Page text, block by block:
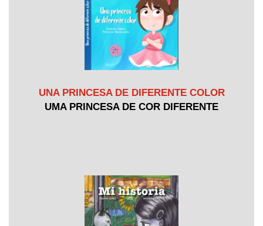
UNA PRINCESA DE DIFERENTE COLOR
UMA PRINCESA DE COR DIFERENTE